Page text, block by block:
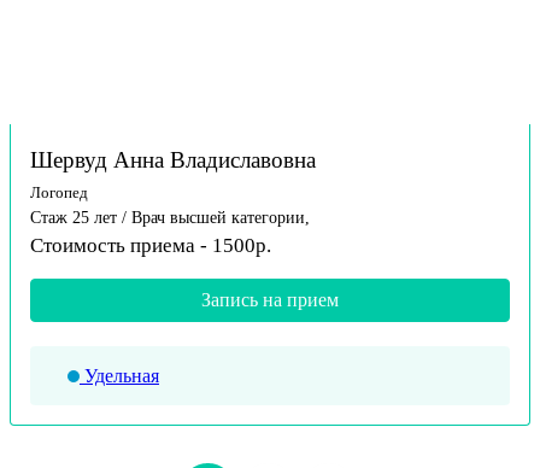
Шервуд Анна Владиславовна
Логопед
Стаж 25 лет / Врач высшей категории,
Стоимость приема - 1500р.
Запись на прием
Удельная